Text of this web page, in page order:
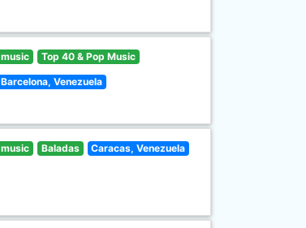
music Top 40 & Pop Music
Barcelona, Venezuela
music Baladas Caracas, Venezuela